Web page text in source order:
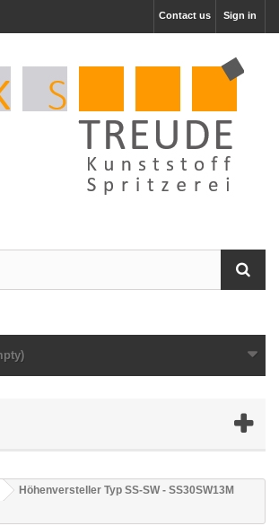
Sign in
Contact us
Höhenversteller Typ SS-SW - SS30SW13M